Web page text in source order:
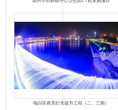
电白区夜景灯光提升工程（二、三期）